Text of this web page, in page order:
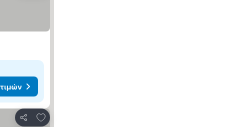
Κοινοποίηση
Προσθήκη στα αγαπημένα